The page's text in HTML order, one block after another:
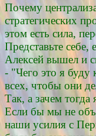
Почему
стратегических
этом есть сила,
Представьте себе,
Алексей вышел и
- "Чего это я буду
всех, чтобы они
Так, а зачем тогда
Если бы мы не
наши усилия с